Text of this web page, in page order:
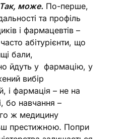
Так, може. По-перше,
та профіль
і фармацевтів –
абітурієнти, що
бали,
йдуть у фармацію, у
вибір
і фармація – не на
бо навчання –
ж медицину
престижною. Попри